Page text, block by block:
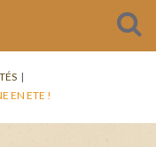
|
EN ETE !